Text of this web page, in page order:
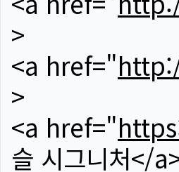
>
<a href="
>
<a href="
슬 시그니처</